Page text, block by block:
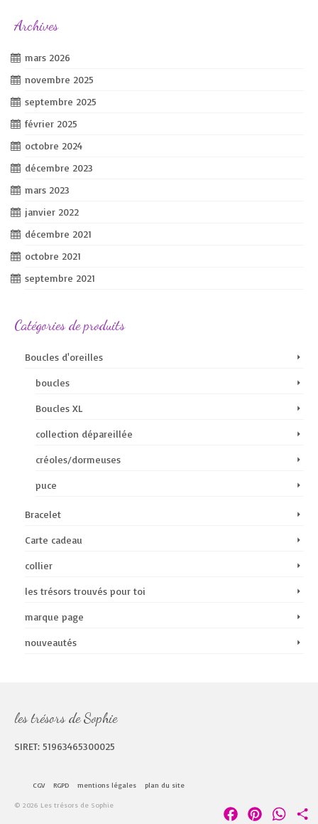
Archives
mars 2026
novembre 2025
septembre 2025
février 2025
octobre 2024
décembre 2023
mars 2023
janvier 2022
décembre 2021
octobre 2021
septembre 2021
Catégories de produits
Boucles d'oreilles
boucles
Boucles XL
collection dépareillée
créoles/dormeuses
puce
Bracelet
Carte cadeau
collier
les trésors trouvés pour toi
marque page
nouveautés
les trésors de Sophie
SIRET: 51963465300025
CGV RGPD mentions légales plan du site
© 2026 Les trésors de Sophie FacebookPinterest